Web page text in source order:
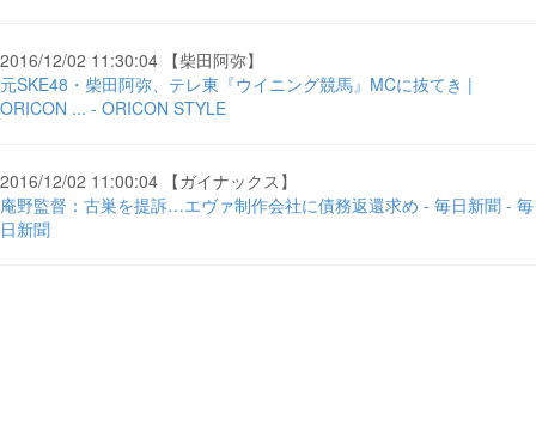
2016/12/02 11:30:04 【柴田阿弥】
元SKE48・柴田阿弥、テレ東『ウイニング競馬』MCに抜てき |
ORICON ... - ORICON STYLE
2016/12/02 11:00:04 【ガイナックス】
庵野監督：古巣を提訴…エヴァ制作会社に債務返還求め - 毎日新聞 - 毎
日新聞